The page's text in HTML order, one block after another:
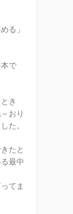
る」
で
き
おり
た。
たと
最中
てま